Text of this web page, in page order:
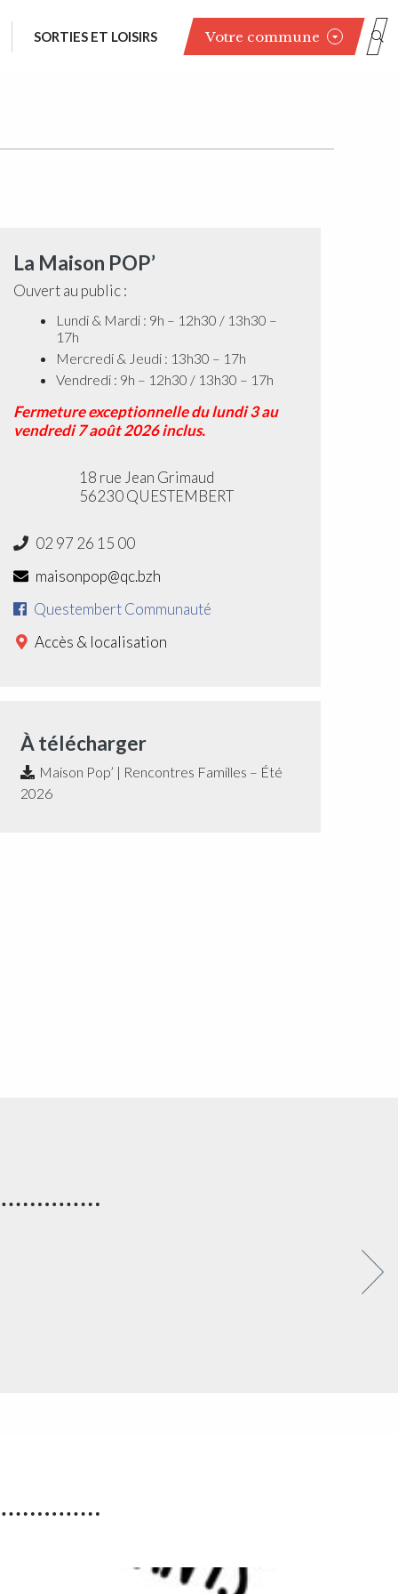
SORTIES ET LOISIRS Votre commune
La Maison POP’
Ouvert au public :
Lundi & Mardi : 9h – 12h30 / 13h30 –
17h
Mercredi & Jeudi : 13h30 – 17h
Vendredi : 9h – 12h30 / 13h30 – 17h
Fermeture exceptionnelle du lundi 3 au
vendredi 7 août 2026 inclus.
18 rue Jean Grimaud
56230 QUESTEMBERT
02 97 26 15 00
maisonpop@qc.bzh
Questembert Communauté
Accès & localisation
À télécharger
Maison Pop’ | Rencontres Familles – Été
2026
Ouverture des réservations
à décembre 2026